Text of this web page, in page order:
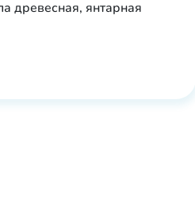
древесная, янтарная